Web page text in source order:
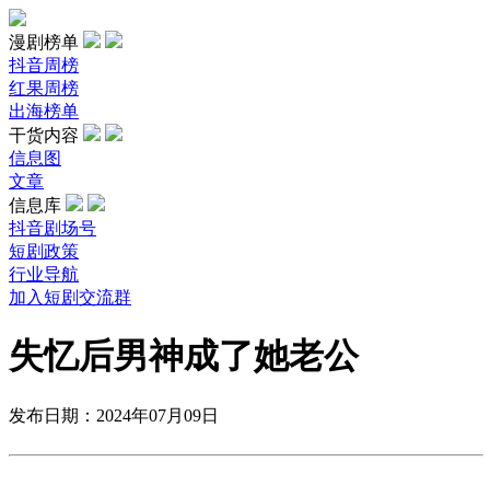
漫剧榜单
抖音周榜
红果周榜
出海榜单
干货内容
信息图
文章
信息库
抖音剧场号
短剧政策
行业导航
加入短剧交流群
失忆后男神成了她老公
发布日期：2024年07月09日